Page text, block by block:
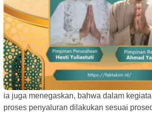
ia juga menegaskan, bahwa dalam
proses penyaluran dilakukan sesuai